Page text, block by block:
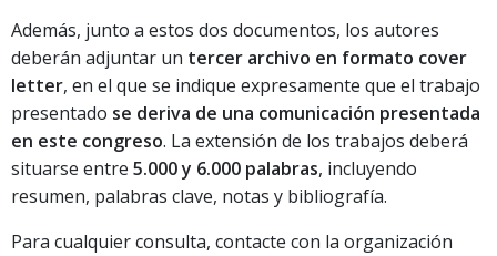
Además, junto a estos dos documentos, los autores
deberán adjuntar un tercer archivo en formato cover
letter, en el que se indique expresamente que el trabajo
presentado se deriva de una comunicación presentada
en este congreso. La extensión de los trabajos deberá
situarse entre 5.000 y 6.000 palabras, incluyendo
resumen, palabras clave, notas y bibliografía.
Para cualquier consulta, contacte con la organización